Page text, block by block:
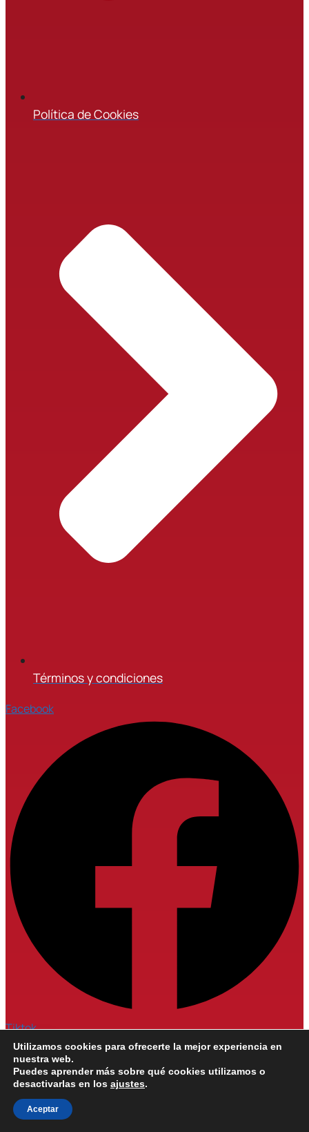
Política de Cookies
Términos y condiciones
Facebook
Tiktok
Utilizamos cookies para ofrecerte la mejor experiencia en
nuestra web.
Puedes aprender más sobre qué cookies utilizamos o
desactivarlas en los ajustes.
Aceptar
1